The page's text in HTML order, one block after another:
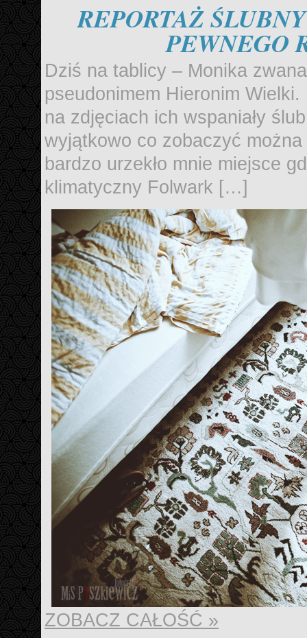
REPORTAŻ
PEWNEGO
Dziś na tablicy – Monika
pseudonimem Hieronim
na zdjęciach ich wspaniały
wyjątkowo co zobaczyć
bardzo urzekło mnie miejsce
klimatyczny Folwark […]
ZOBACZ CAŁOŚĆ »